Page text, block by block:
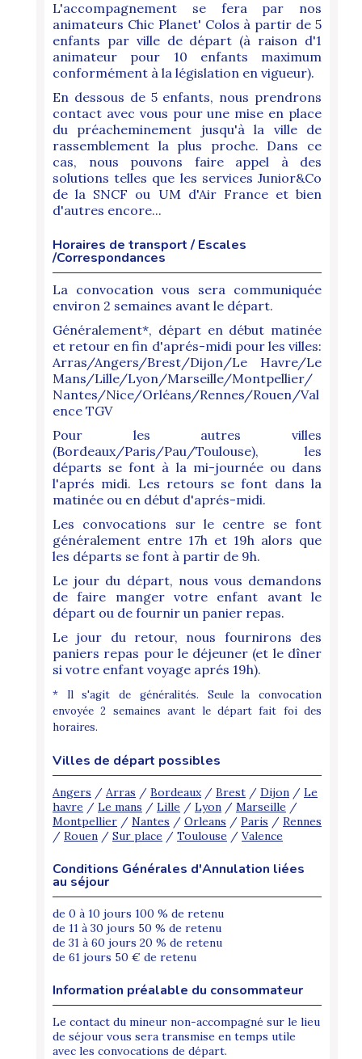
L'accompagnement se fera par nos
animateurs Chic Planet' Colos à partir de 5
enfants par ville de départ (à raison d'1
animateur pour 10 enfants maximum
conformément à la législation en vigueur).
En dessous de 5 enfants, nous prendrons
contact avec vous pour une mise en place
du préacheminement jusqu'à la ville de
rassemblement la plus proche. Dans ce
cas, nous pouvons faire appel à des
solutions telles que les services Junior&Co
de la SNCF ou UM d'Air France et bien
d'autres encore...
Horaires de transport / Escales
/Correspondances
La convocation vous sera communiquée
environ 2 semaines avant le départ.
Généralement*, départ en début matinée
et retour en fin d'aprés-midi pour les villes:
Arras/Angers/Brest/Dijon/Le Havre/Le
Mans/Lille/Lyon/Marseille/Montpellier/
Nantes/Nice/Orléans/Rennes/Rouen/Val
ence TGV
Pour les autres villes
(Bordeaux/Paris/Pau/Toulouse), les
départs se font à la mi-journée ou dans
l'aprés midi. Les retours se font dans la
matinée ou en début d'aprés-midi.
Les convocations sur le centre se font
généralement entre 17h et 19h alors que
les départs se font à partir de 9h.
Le jour du départ, nous vous demandons
de faire manger votre enfant avant le
départ ou de fournir un panier repas.
Le jour du retour, nous fournirons des
paniers repas pour le déjeuner (et le dîner
si votre enfant voyage aprés 19h).
* Il s'agit de généralités. Seule la convocation
envoyée 2 semaines avant le départ fait foi des
horaires.
Villes de départ possibles
Angers / Arras / Bordeaux/ Brest / Dijon / Le
havre / Le mans / Lille / Lyon / Marseille /
Montpellier / Nantes / Orleans / Paris / Rennes
/ Rouen / Sur place / Toulouse / Valence
Conditions Générales d'Annulation liées
au séjour
de 0 à 10 jours 100 % de retenu
de 11 à 30 jours 50 % de retenu
de 31 à 60 jours 20 % de retenu
de 61 jours 50 € de retenu
Information préalable du consommateur
Le contact du mineur non-accompagné sur le lieu
de séjour vous sera transmise en temps utile
avec les convocations de départ.